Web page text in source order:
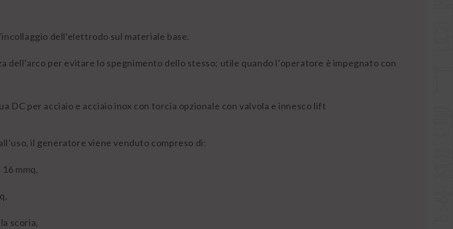
dell'elettrodo sul materiale base.
dell’arco per evitare lo spegnimento dello stesso; utile quando l’operatore è impegnato con
DC per acciaio e acciaio inox con torcia opzionale con valvola e innesco lift
il generatore viene venduto compreso di:
mmq,
scoria,